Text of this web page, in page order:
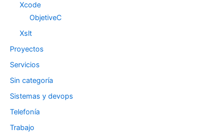
Xcode
ObjetiveC
Xslt
Proyectos
Servicios
Sin categoría
Sistemas y devops
Telefonía
Trabajo